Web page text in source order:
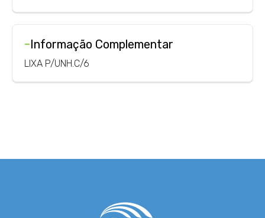
-Informação Complementar
LIXA P/UNH.C/6